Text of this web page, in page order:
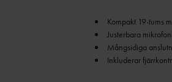
Inkluderar